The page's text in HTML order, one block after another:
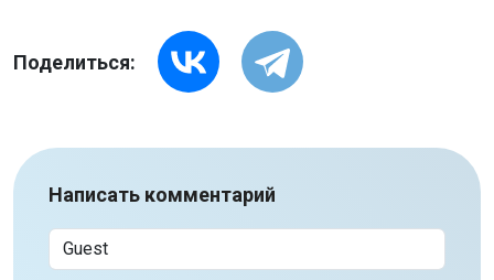
Поделиться:
Написать комментарий